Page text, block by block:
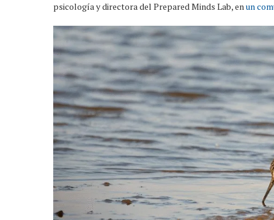
psicología y directora del Prepared Minds Lab, enun